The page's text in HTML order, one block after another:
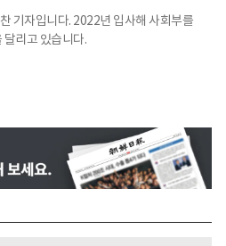
기자입니다. 2022년 입사해 사회부를
달리고 있습니다.